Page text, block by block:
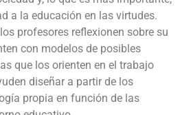
a la educación en las virtudes.
profesores reflexionen sobre su
con modelos de posibles
que los orienten en el trabajo
diseñar a partir de los
propia en función de las